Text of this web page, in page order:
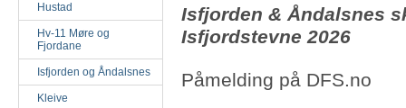
Hustad
Hv-11 Møre og
Fjordane
Isfjorden og Åndalsnes
Kleive
Isfjorden & Åndalsnes
Isfjordstevne 2026
Påmelding på DFS.no